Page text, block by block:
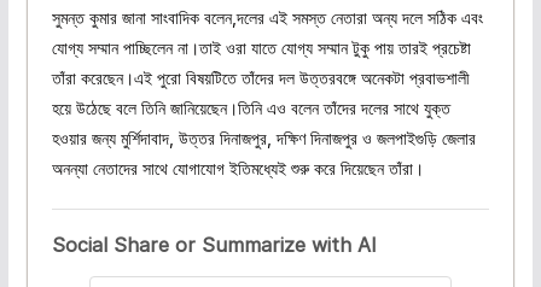
সুমন্ত কুমার জানা সাংবাদিক বলেন,দলের এই সমস্ত নেতারা অন্য দলে সঠিক এবং
যোগ্য সম্মান পাচ্ছিলেন না।তাই ওরা যাতে যোগ্য সম্মান টুকু পায় তারই প্রচেষ্টা
তাঁরা করেছেন।এই পুরো বিষয়টিতে তাঁদের দল উত্তরবঙ্গে অনেকটা প্রবাভশালী
হয়ে উঠেছে বলে তিনি জানিয়েছেন।তিনি এও বলেন তাঁদের দলের সাথে যুক্ত
হওয়ার জন্য মুর্শিদাবাদ, উত্তর দিনাজপুর, দক্ষিণ দিনাজপুর ও জলপাইগুড়ি জেলার
অনন্যা নেতাদের সাথে যোগাযোগ ইতিমধ্যেই শুরু করে দিয়েছেন তাঁরা।
Social Share or Summarize with AI